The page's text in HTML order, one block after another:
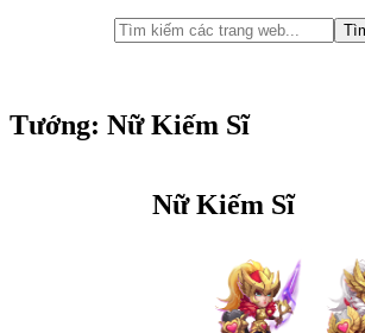
Tướng: Nữ Kiếm Sĩ
Nữ Kiếm Sĩ